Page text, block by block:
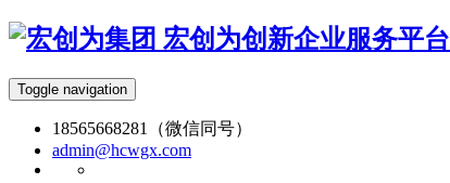
宏创为创新企业服务平台
Toggle navigation
18565668281（微信同号）
admin@hcwgx.com